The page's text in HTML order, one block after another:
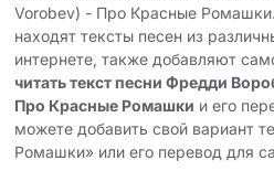
Vorobev) - Про Красные
находят тексты песен из
интернете, также добавляют
читать текст песни Фредди
Про Красные Ромашки и его
можете добавить свой вариант
Ромашки» или его перевод для